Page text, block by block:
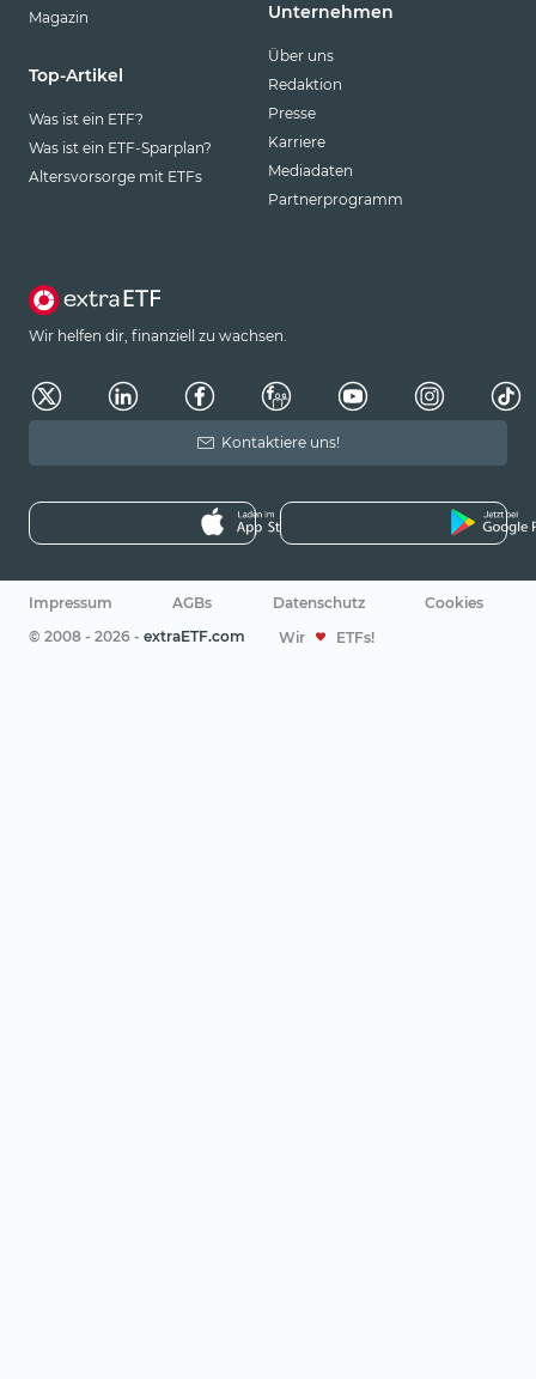
Magazin
Top-Artikel
Was ist ein ETF?
Was ist ein ETF-Sparplan?
Altersvorsorge mit ETFs
Unternehmen
Über uns
Redaktion
Presse
Karriere
Mediadaten
Partnerprogramm
Wir helfen dir, finanziell zu wachsen.
Kontaktiere uns!
Impressum AGBs Datenschutz
Cookies
© 2008 - 2026 - extraETF.com Wir ETFs!